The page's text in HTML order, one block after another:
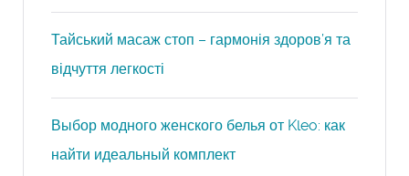
Тайський масаж стоп – гармонія здоров’я та
відчуття легкості
Выбор модного женского белья от Kleo: как
найти идеальный комплект